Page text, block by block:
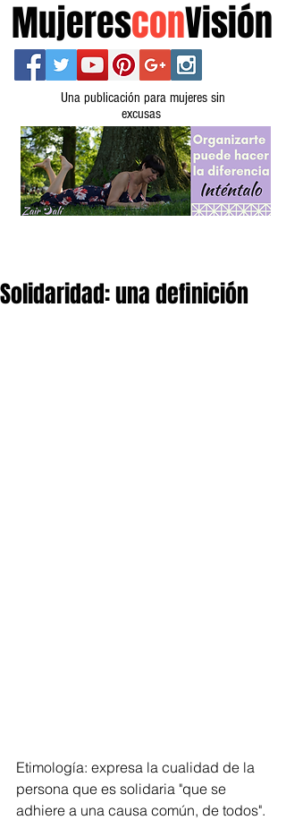
MujeresconVisión
Una publicación para mujeres sin
excusas
Solidaridad: una definición
Etimología: expresa la cualidad de la
persona que es solidaria "que se
adhiere a una causa común, de todos".